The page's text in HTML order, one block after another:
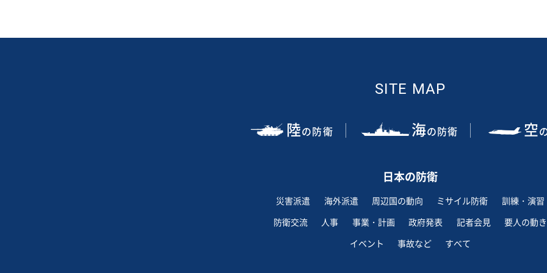
SITE MAP
陸の防衛 海の防衛 空
日本の防衛
災害派遣 海外派遣 周辺国の動向 ミサイル防衛
訓練・演習
防衛交流
人事 事業・計画 政府発表 記者会見
要人の動き
イベント
事故など すべて